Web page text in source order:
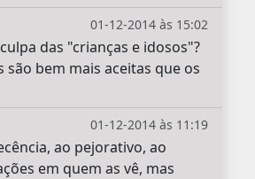
01-12-2014 às 15:02
das "crianças e idosos"?
bem mais aceitas que os
01-12-2014 às 11:19
ao pejorativo, ao
em quem as vê, mas